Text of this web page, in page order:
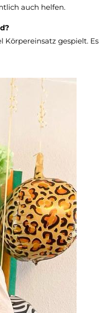
auch helfen.
Körpereinsatz gespielt. Es